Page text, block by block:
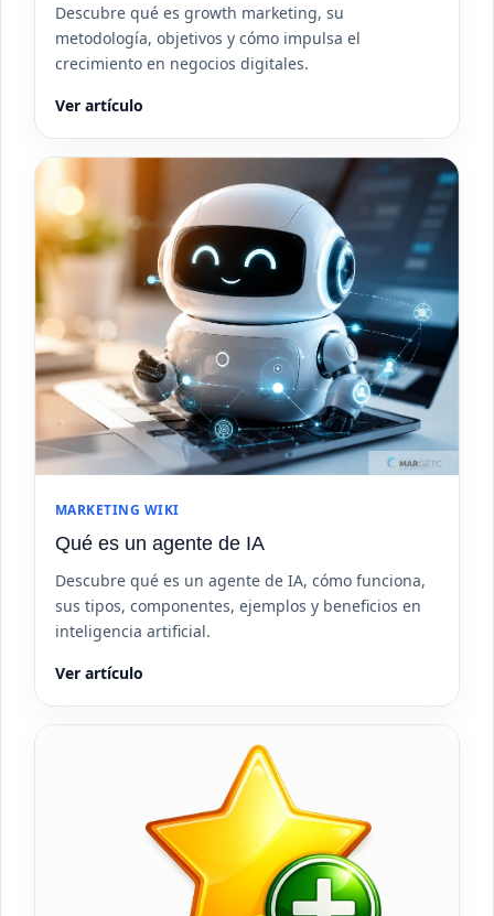
Descubre qué es growth marketing, su
metodología, objetivos y cómo impulsa el
crecimiento en negocios digitales.
Ver artículo
MARKETING WIKI
Qué es un agente de IA
Descubre qué es un agente de IA, cómo funciona,
sus tipos, componentes, ejemplos y beneficios en
inteligencia artificial.
Ver artículo